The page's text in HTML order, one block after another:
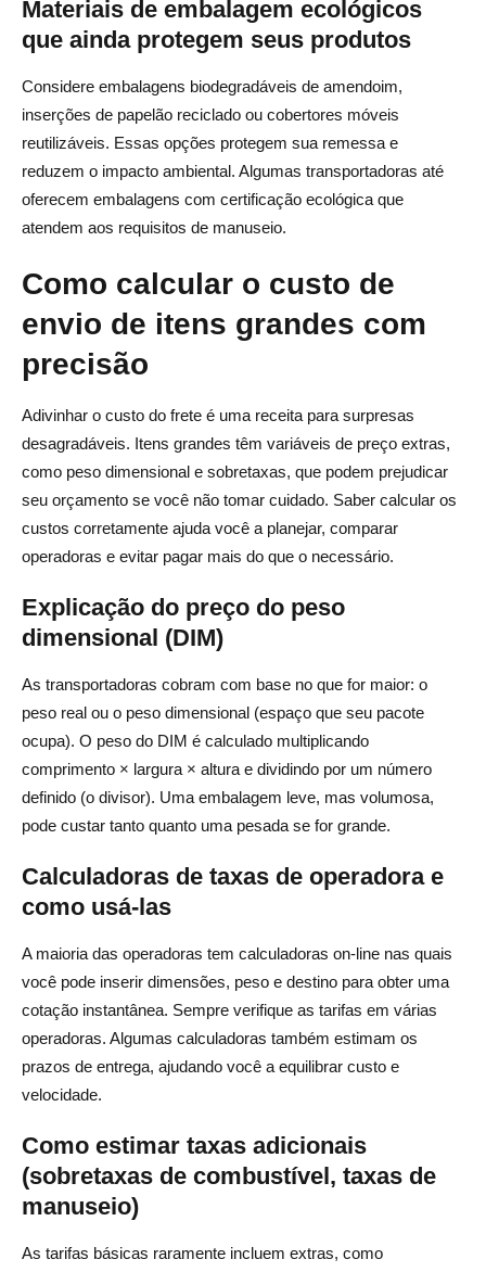
Materiais de embalagem ecológicos
que ainda protegem seus produtos
Considere embalagens biodegradáveis de amendoim,
inserções de papelão reciclado ou cobertores móveis
reutilizáveis. Essas opções protegem sua remessa e
reduzem o impacto ambiental. Algumas transportadoras até
oferecem embalagens com certificação ecológica que
atendem aos requisitos de manuseio.
Como calcular o custo de
envio de itens grandes com
precisão
Adivinhar o custo do frete é uma receita para surpresas
desagradáveis. Itens grandes têm variáveis de preço extras,
como peso dimensional e sobretaxas, que podem prejudicar
seu orçamento se você não tomar cuidado. Saber calcular os
custos corretamente ajuda você a planejar, comparar
operadoras e evitar pagar mais do que o necessário.
Explicação do preço do peso
dimensional (DIM)
As transportadoras cobram com base no que for maior: o
peso real ou o peso dimensional (espaço que seu pacote
ocupa). O peso do DIM é calculado multiplicando
comprimento × largura × altura e dividindo por um número
definido (o divisor). Uma embalagem leve, mas volumosa,
pode custar tanto quanto uma pesada se for grande.
Calculadoras de taxas de operadora e
como usá-las
A maioria das operadoras tem calculadoras on-line nas quais
você pode inserir dimensões, peso e destino para obter uma
cotação instantânea. Sempre verifique as tarifas em várias
operadoras. Algumas calculadoras também estimam os
prazos de entrega, ajudando você a equilibrar custo e
velocidade.
Como estimar taxas adicionais
(sobretaxas de combustível, taxas de
manuseio)
As tarifas básicas raramente incluem extras, como